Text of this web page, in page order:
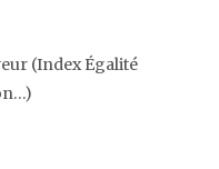
(Index Égalité